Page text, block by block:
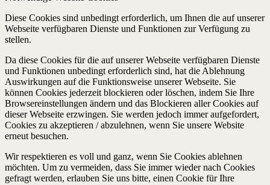
Diese Cookies sind unbedingt erforderlich, um Ihnen die auf unserer
Webseite verfügbaren Dienste und Funktionen zur Verfügung zu
stellen.
Da diese Cookies für die auf unserer Webseite verfügbaren Dienste
und Funktionen unbedingt erforderlich sind, hat die Ablehnung
Auswirkungen auf die Funktionsweise unserer Webseite. Sie
können Cookies jederzeit blockieren oder löschen, indem Sie Ihre
Browsereinstellungen ändern und das Blockieren aller Cookies auf
dieser Webseite erzwingen. Sie werden jedoch immer aufgefordert,
Cookies zu akzeptieren / abzulehnen, wenn Sie unsere Website
erneut besuchen.
Wir respektieren es voll und ganz, wenn Sie Cookies ablehnen
möchten. Um zu vermeiden, dass Sie immer wieder nach Cookies
gefragt werden, erlauben Sie uns bitte, einen Cookie für Ihre